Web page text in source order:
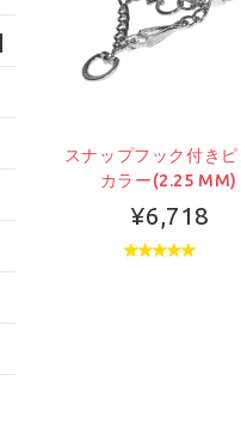
スナップフック付きピ
カラー(2.25 MM)
¥6,718